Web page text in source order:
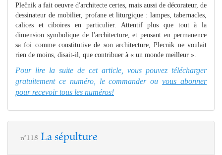
Plečnik a fait oeuvre d'architecte certes, mais aussi de décorateur, de
dessinateur de mobilier, profane et litur­gique : lampes, tabernacles,
calices et ciboires en particulier. Attentif plus que tout à la
dimension symbo­lique de l'architecture, et pensant en permanence
sa foi comme constitutive de son architecture, Plecnik ne vou­lait
rien de moins, disait-il, que contribuer à « un monde meilleur ».
Pour lire la suite de cet article, vous pouvez télécharger
gratuitement ce numéro, le commander ouvous abonner
pour recevoir tous les numéros!
n°118 La sépulture